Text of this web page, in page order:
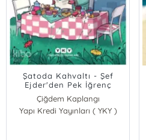
Şatoda Kahvaltı - Şef
Ejder'den Pek İğrenç
Yemek Tarifleri
Çiğdem Kaplangı
Yapı Kredi Yayınları ( YKY )